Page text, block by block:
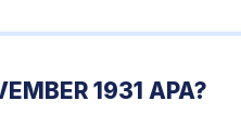
1931 APA?